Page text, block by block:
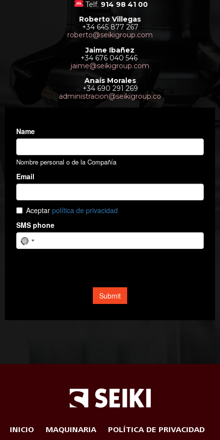
Telf. 914 98 41 00
Roberto Villegas
+34 645 877 267
roberto@seikigroup.com
Jaime Ibañez
+34 676 040 546
jaime@seikigroup.com
Anaís Morales
+34 690 291 269
administracion@seikigroup.co
INICIO MAQUINARIA POLÍTICA DE PRIVACIDAD